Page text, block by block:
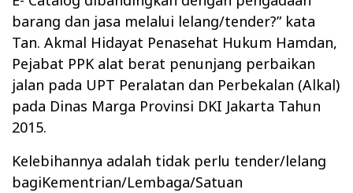
barang dan jasa melalui lelang/tender?” kata
Tan. Akmal Hidayat Penasehat Hukum Hamdan,
Pejabat PPK alat berat penunjang perbaikan
jalan pada UPT Peralatan dan Perbekalan (Alkal)
pada Dinas Marga Provinsi DKI Jakarta Tahun
2015.
Kelebihannya adalah tidak perlu tender/lelang
bagiKementrian/Lembaga/Satuan